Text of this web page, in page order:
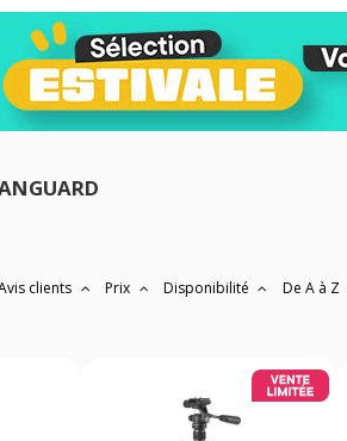
clients Prix Disponibilité De A à Z